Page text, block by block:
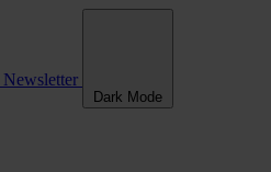
Newsletter
Dark Mode